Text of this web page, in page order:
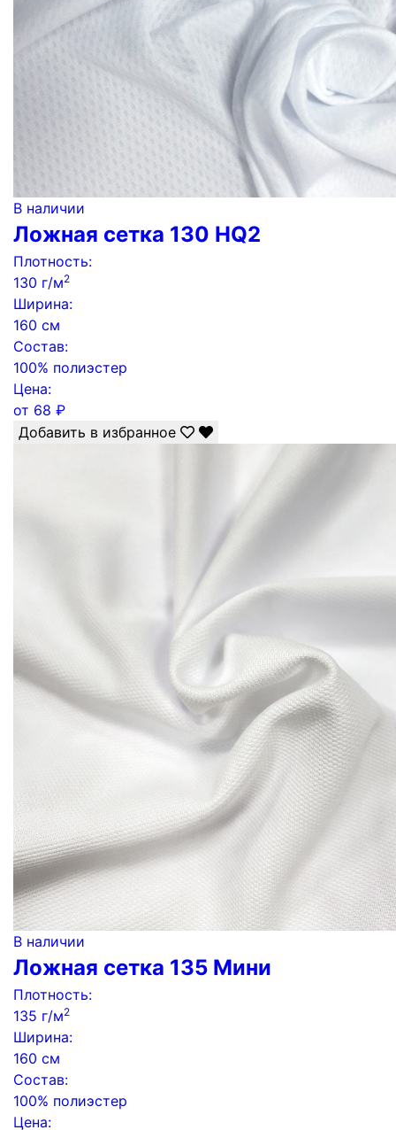
В наличии
Ложная сетка 130 HQ2
Плотность:
130 г/м2
Ширина:
160 см
Состав:
100% полиэстер
Цена:
от 68 ₽
Добавить в избранное
В наличии
Ложная сетка 135 Мини
Плотность:
135 г/м2
Ширина:
160 см
Состав:
100% полиэстер
Цена: